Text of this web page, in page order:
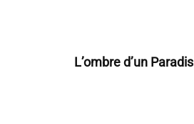
L’ombre d’un Paradis